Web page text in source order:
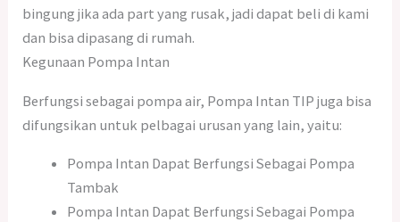
bingung jika ada part yang rusak, jadi dapat beli di kami
dan bisa dipasang di rumah.
Kegunaan Pompa Intan
Berfungsi sebagai pompa air, Pompa Intan TIP juga bisa
difungsikan untuk pelbagai urusan yang lain, yaitu:
Pompa Intan Dapat Berfungsi Sebagai Pompa
Tambak
Pompa Intan Dapat Berfungsi Sebagai Pompa